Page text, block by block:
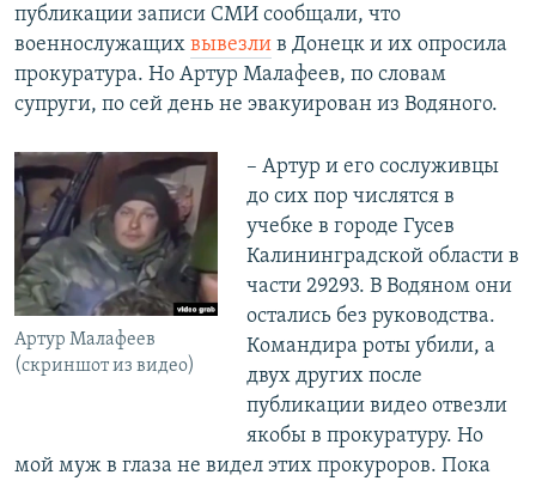
публикации записи СМИ сообщали, что
военнослужащих вывезли в Донецк и их опросила
прокуратура. Но Артур Малафеев, по словам
супруги, по сей день не эвакуирован из Водяного.
Артур Малафеев
(скриншот из видео)
– Артур и его сослуживцы
до сих пор числятся в
учебке в городе Гусев
Калининградской области в
части 29293. В Водяном они
остались без руководства.
Командира роты убили, а
двух других после
публикации видео отвезли
якобы в прокуратуру. Но
мой муж в глаза не видел этих прокуроров. Пока